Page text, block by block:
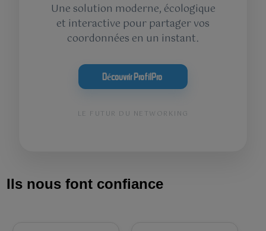
Une solution moderne, écologique
et interactive pour partager vos
coordonnées en un instant.
Découvrir ProfilPro
LE FUTUR DU NETWORKING
Ils nous font confiance